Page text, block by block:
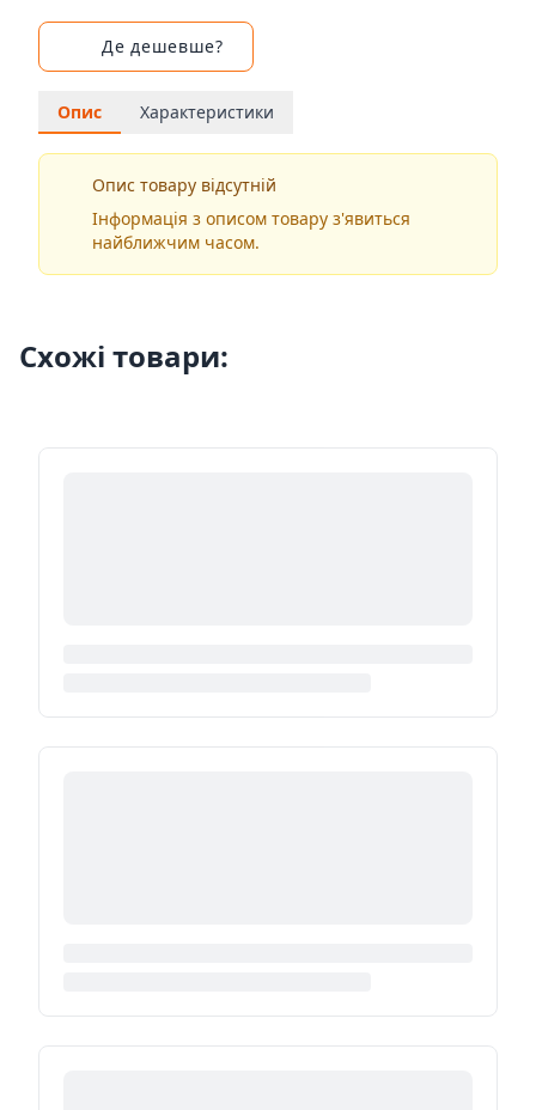
Де дешевше?
Опис Характеристики
Опис товару відсутній
Інформація з описом товару з'явиться
найближчим часом.
Схожі товари: